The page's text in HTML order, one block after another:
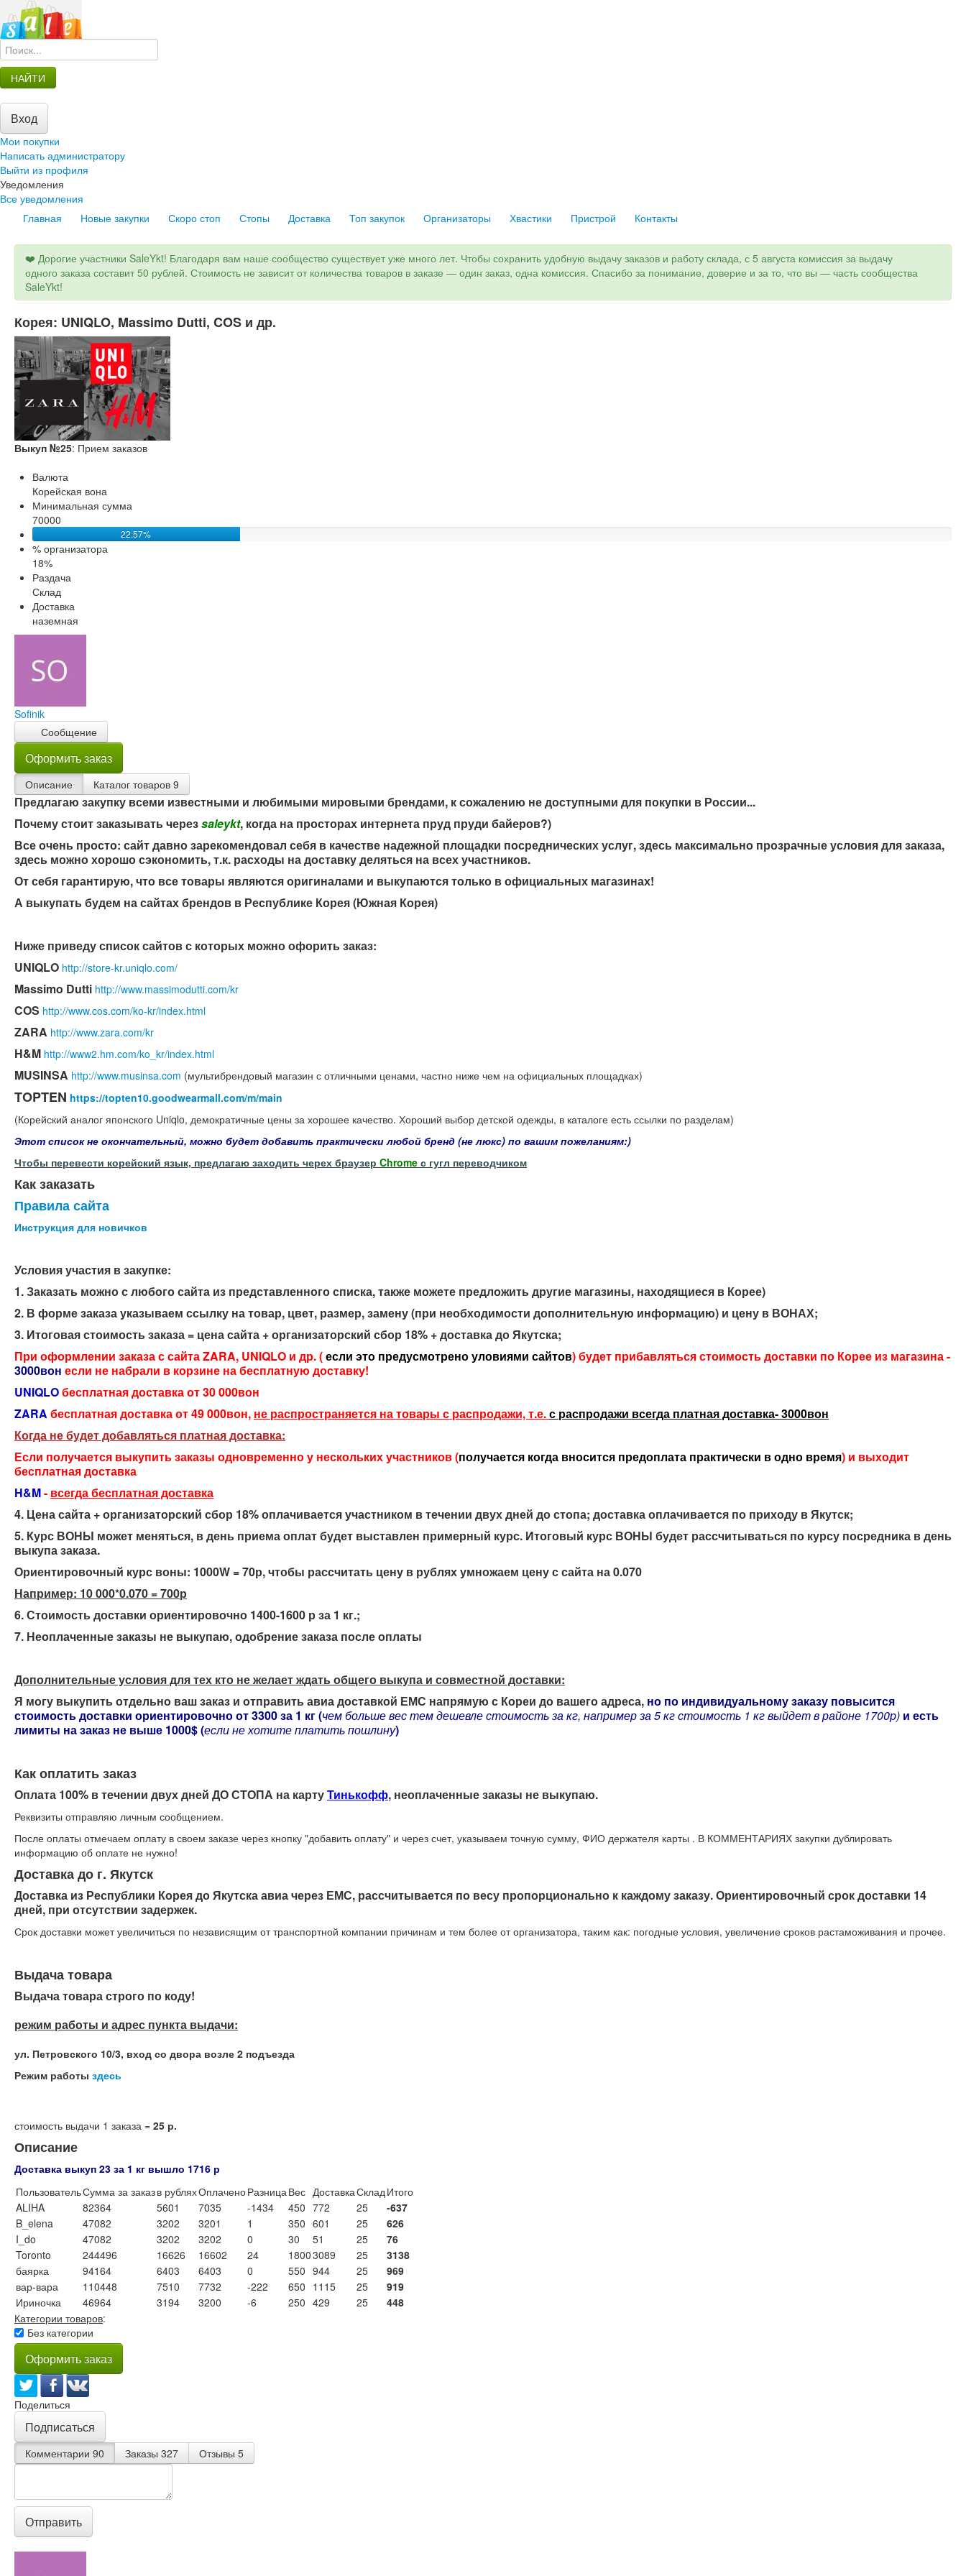
НАЙТИ
Вход
Мои покупки
Написать администратору
Выйти из профиля
Уведомления
Все уведомления
Главная
Новые закупки Скоро стоп Стопы Доставка Топ закупок Организаторы Хвастики Пристрой Контакты
❤️ Дорогие участники SaleYkt! Благодаря вам наше сообщество существует уже много лет. Чтобы сохранить удобную выдачу заказов и работу склада, с 5 августа комиссия за выдачу
одного заказа составит 50 рублей. Стоимость не зависит от количества товаров в заказе — один заказ, одна комиссия. Спасибо за понимание, доверие и за то, что вы — часть сообщества
SaleYkt!
Корея: UNIQLO, Massimo Dutti, COS и др.
Выкуп №25: Прием заказов
Валюта
Корейская вона
Минимальная сумма
70000
22.57%
% организатора
18%
Раздача
Склад
Доставка
наземная
Sofinik
Сообщение
Оформить заказ
Описание Каталог товаров 9
Предлагаю закупку всеми известными и любимыми мировыми брендами, к сожалению не доступными для покупки в России...
Почему стоит заказывать черезsaleykt, когда на просторах интернета пруд пруди байеров?)
Все очень просто: сайт давно зарекомендовал себя в качестве надежной площадки посреднических услуг, здесь максимально прозрачные условия для заказа,
здесь можно хорошо сэкономить, т.к. расходы на доставку деляться на всех участников.
От себя гарантирую, что все товары являются оригиналами и выкупаются только в официальных магазинах!
А выкупать будем на сайтах брендов в Республике Корея (Южная Корея)
Ниже приведу список сайтов с которых можно офорить заказ:
UNIQLO http://store-kr.uniqlo.com/
Massimo Dutti http://www.massimodutti.com/kr
COS http://www.cos.com/ko-kr/index.html
ZARA http://www.zara.com/kr
H&M http://www2.hm.com/ko_kr/index.html
MUSINSA http://www.musinsa.com (мультибрендовый магазин с отличными ценами, частно ниже чем на официальных площадках)
TOPTEN https://topten10.goodwearmall.com/m/main
(Корейский аналог японского Uniqlo, демократичные цены за хорошее качество. Хороший выбор детской одежды, в каталоге есть ссылки по разделам)
Этот список не окончательный, можно будет добавить практически любой бренд (не люкс) по вашим пожеланиям:)
Чтобы перевести корейский язык, предлагаю заходить черех браузер Chrome с гугл переводчиком
Как заказать
Правила сайта
Инструкция для новичков
Условия участия в закупке:
1. Заказать можно с любого сайта из представленного списка, также можете предложить другие магазины, находящиеся в Корее)
2. В форме заказа указываем ссылку на товар, цвет, размер, замену (при необходимости дополнительную информацию) и цену в ВОНАХ;
3. Итоговая стоимость заказа = цена сайта + организаторский сбор 18% + доставка до Якутска;
При оформлении заказа с сайта ZARA, UNIQLO и др. (если это предусмотрено уловиями сайтов) будет прибавляться стоимость доставки по Корее из магазина -
3000вон если не набрали в корзине на бесплатную доставку!
UNIQLOбесплатная доставка от 30 000вон
ZARA бесплатная доставка от 49 000вон, не распространяется на товары с распродажи, т.е.с распродажи всегда платная доставка- 3000вон
Когда не будет добавляться платная доставка:
Если получается выкупить заказы одновременно у нескольких участников (получается когда вносится предоплата практически в одно время) и выходит
бесплатная доставка
H&M- всегда бесплатная доставка
4. Цена сайта + организаторский сбор 18% оплачивается участником в течении двух дней до стопа; доставка оплачивается по приходу в Якутск;
5. Курс ВОНЫ может меняться, в день приема оплат будет выставлен примерный курс. Итоговый курс ВОНЫ будет рассчитываться по курсу посредника в день
выкупа заказа.
Ориентировочный курс воны: 1000W = 70р, чтобы рассчитать цену в рублях умножаем цену с сайта на 0.070
Например: 10 000*0.070 = 700р
6. Стоимость доставки ориентировочно 1400-1600 р за 1 кг.;
7. Неоплаченные заказы не выкупаю, одобрение заказа после оплаты
Дополнительные условия для тех кто не желает ждать общего выкупа и совместной доставки:
Я могу выкупить отдельно ваш заказ и отправить авиа доставкой ЕМС напрямую с Кореи до вашего адреса, но по индивидуальному заказу повысится
стоимость доставки ориентировочно от 3300 за 1 кг (чем больше вес тем дешевле стоимость за кг, например за 5 кг стоимость 1 кг выйдет в районе 1700р) и есть
лимиты на заказ не выше 1000$ (если не хотите платить пошлину)
Как оплатить заказ
Оплата 100% в течении двух дней ДО СТОПА на картуТинькофф, неоплаченные заказы не выкупаю.
Реквизиты отправляю личным сообщением.
После оплаты отмечаем оплату в своем заказе через кнопку "добавить оплату" и через счет, указываем точную сумму, ФИО держателя карты . В КОММЕНТАРИЯХ закупки дублировать
информацию об оплате не нужно!
Доставка до г. Якутск
Доставка из Республики Корея до Якутска авиа через ЕМС, рассчитывается по весу пропорционально к каждому заказу. Ориентировочный срок доставки 14
дней, при отсутствии задержек.
Срок доставки может увеличиться по независящим от транспортной компании причинам и тем более от организатора, таким как: погодные условия, увеличение сроков растаможивания и прочее.
Выдача товара
Выдача товара строго по коду!
режим работы и адрес пункта выдачи:
ул. Петровского 10/3, вход со двора возле 2 подъезда
Режим работы здесь
стоимость выдачи 1 заказа = 25 р.
Описание
Доставка выкуп 23 за 1 кг вышло 1716 р
ПользовательСумма за заказв рубляхОплаченоРазницаВес ДоставкаСкладИтого
ALIHA
82364 5601 7035 -1434 450 772 25
-637
B_elena
47082 3202 3201 1 350 601 25
626
I_do
47082 3202 3202 0 30 51 25
76
Toronto
244496 16626 16602 24 18003089 25
3138
баярка
94164 6403 6403 0 550 944 25
969
вар-вара
110448 7510 7732 -222 650 1115 25
919
Ириночка
46964 3194 3200 -6 250 429 25
448
Категории товаров:
Без категории
Оформить заказ
Поделиться
Подписаться
Комментарии 90 Заказы 327 Отзывы 5
Отправить